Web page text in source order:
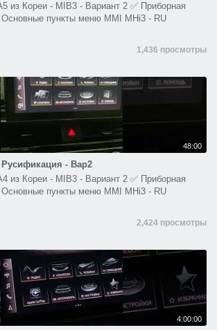
из Кореи - MIB3 - Вариант 2 ✅ Приборная
Основные пункты меню MMI MHi3 - RU
1,436 просмотры
48:00
- Вар2
из Кореи - MIB3 - Вариант 2 ✅ Приборная
Основные пункты меню MMI MHi3 - RU
2,424 просмотры
4:00:00